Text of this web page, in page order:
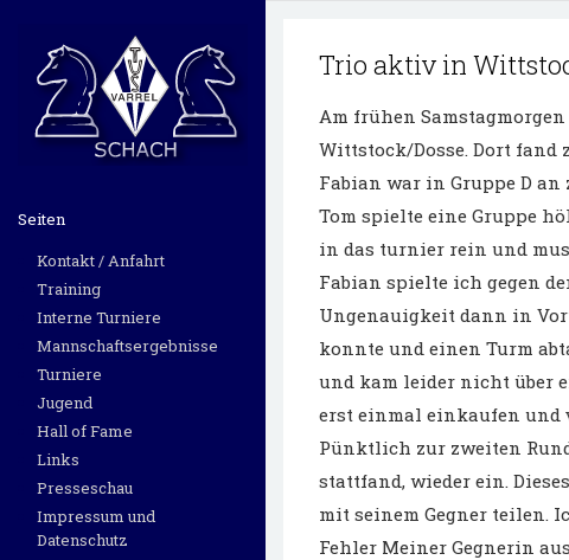
Seiten
Kontakt / Anfahrt
Training
Interne Turniere
Mannschaftsergebnisse
Turniere
Jugend
Hall of Fame
Links
Presseschau
Impressum und
Datenschutz
Trio aktiv in
Am frühen
Wittstock/Dosse. Dort fand
Fabian war in Gruppe D an
Tom spielte eine Gruppe
in das turnier rein und
Fabian spielte ich gegen
Ungenauigkeit dann in
konnte und einen Turm
und kam leider nicht über
erst einmal einkaufen und
Pünktlich zur zweiten
stattfand, wieder ein.
mit seinem Gegner teilen.
Fehler Meiner Gegnerin